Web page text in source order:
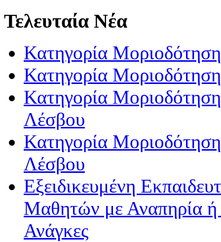
Τελευταία Νέα
Κατηγορία
Κατηγορία
Κατηγορία
Λέσβου
Κατηγορία
Λέσβου
Εξειδικευμένη
Μαθητών με Αναπηρία ή /
Ανάγκες